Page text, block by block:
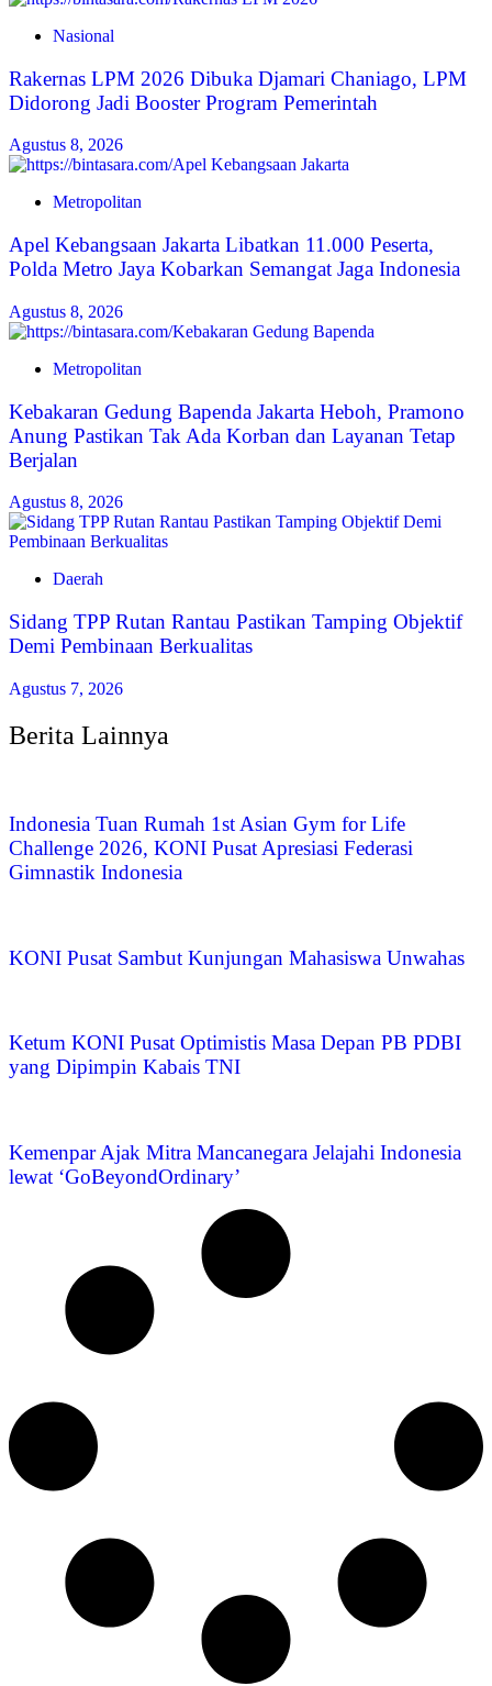
Nasional
Rakernas LPM 2026 Dibuka Djamari Chaniago, LPM
Didorong Jadi Booster Program Pemerintah
Agustus 8, 2026
Metropolitan
Apel Kebangsaan Jakarta Libatkan 11.000 Peserta,
Polda Metro Jaya Kobarkan Semangat Jaga Indonesia
Agustus 8, 2026
Metropolitan
Kebakaran Gedung Bapenda Jakarta Heboh, Pramono
Anung Pastikan Tak Ada Korban dan Layanan Tetap
Berjalan
Agustus 8, 2026
Daerah
Sidang TPP Rutan Rantau Pastikan Tamping Objektif
Demi Pembinaan Berkualitas
Agustus 7, 2026
Berita Lainnya
Indonesia Tuan Rumah 1st Asian Gym for Life
Challenge 2026, KONI Pusat Apresiasi Federasi
Gimnastik Indonesia
KONI Pusat Sambut Kunjungan Mahasiswa Unwahas
Ketum KONI Pusat Optimistis Masa Depan PB PDBI
yang Dipimpin Kabais TNI
Kemenpar Ajak Mitra Mancanegara Jelajahi Indonesia
lewat ‘GoBeyondOrdinary’